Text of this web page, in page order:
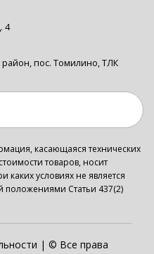
4
пос. Томилино, ТЛК
касающаяся технических
товаров, носит
условиях не является
Статьи 437(2)
| © Все права